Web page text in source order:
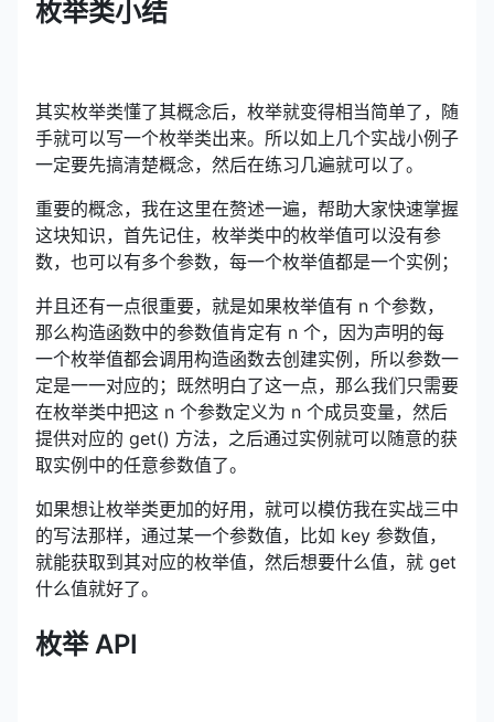
枚举类小结
其实枚举类懂了其概念后，枚举就变得相当简单了，随
手就可以写一个枚举类出来。所以如上几个实战小例子
一定要先搞清楚概念，然后在练习几遍就可以了。
重要的概念，我在这里在赘述一遍，帮助大家快速掌握
这块知识，首先记住，枚举类中的枚举值可以没有参
数，也可以有多个参数，每一个枚举值都是一个实例；
并且还有一点很重要，就是如果枚举值有 n 个参数，
那么构造函数中的参数值肯定有 n 个，因为声明的每
一个枚举值都会调用构造函数去创建实例，所以参数一
定是一一对应的；既然明白了这一点，那么我们只需要
在枚举类中把这 n 个参数定义为 n 个成员变量，然后
提供对应的 get() 方法，之后通过实例就可以随意的获
取实例中的任意参数值了。
如果想让枚举类更加的好用，就可以模仿我在实战三中
的写法那样，通过某一个参数值，比如 key 参数值，
就能获取到其对应的枚举值，然后想要什么值，就 get
什么值就好了。
枚举 API